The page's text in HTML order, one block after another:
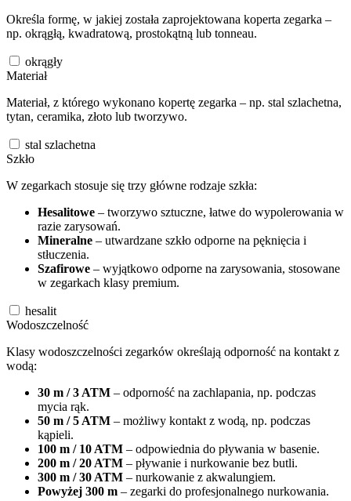
Określa formę, w jakiej została zaprojektowana koperta zegarka –
np. okrągłą, kwadratową, prostokątną lub tonneau.
okrągły
Materiał
Materiał, z którego wykonano kopertę zegarka – np. stal szlachetna,
tytan, ceramika, złoto lub tworzywo.
stal szlachetna
Szkło
W zegarkach stosuje się trzy główne rodzaje szkła:
Hesalitowe – tworzywo sztuczne, łatwe do wypolerowania w
razie zarysowań.
Mineralne – utwardzane szkło odporne na pęknięcia i
stłuczenia.
Szafirowe – wyjątkowo odporne na zarysowania, stosowane
w zegarkach klasy premium.
hesalit
Wodoszczelność
Klasy wodoszczelności zegarków określają odporność na kontakt z
wodą:
30 m / 3 ATM – odporność na zachlapania, np. podczas
mycia rąk.
50 m / 5 ATM – możliwy kontakt z wodą, np. podczas
kąpieli.
100 m / 10 ATM – odpowiednia do pływania w basenie.
200 m / 20 ATM – pływanie i nurkowanie bez butli.
300 m / 30 ATM – nurkowanie z akwalungiem.
Powyżej 300 m – zegarki do profesjonalnego nurkowania.